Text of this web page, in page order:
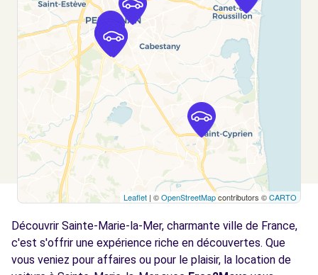
PERPIGNAN, 66000
Voir l'agence
Free2move Rent - GRANDS GARAGES
PYRENNEENS SAS - PERPIGNAN (P)
1007 AVENUE D'ESPAGNE
PERPIGNAN, FR-66, 66100
Voir l'agence
- PERPIGNAN (C)
km
ESPACE AUTOMOBILE - CHEMIN DE LA FAUCEILLE - BP
Leaflet | ©OpenStreetMapcontributors ©CARTO
Découvrir Sainte-Marie-la-Mer, charmante ville de France,
c'est s'offrir une expérience riche en découvertes. Que
vous veniez pour affaires ou pour le plaisir, la location de